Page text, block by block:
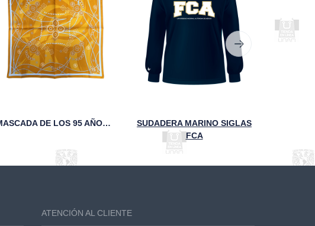
MASCADA DE LOS 95 AÑOS DE LA FCA
SUDADERA MARINO SIGLAS
FCA
ATENCIÓN AL CLIENTE